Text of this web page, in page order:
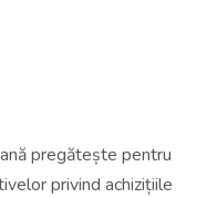
pregătește pentru
privind achizițiile